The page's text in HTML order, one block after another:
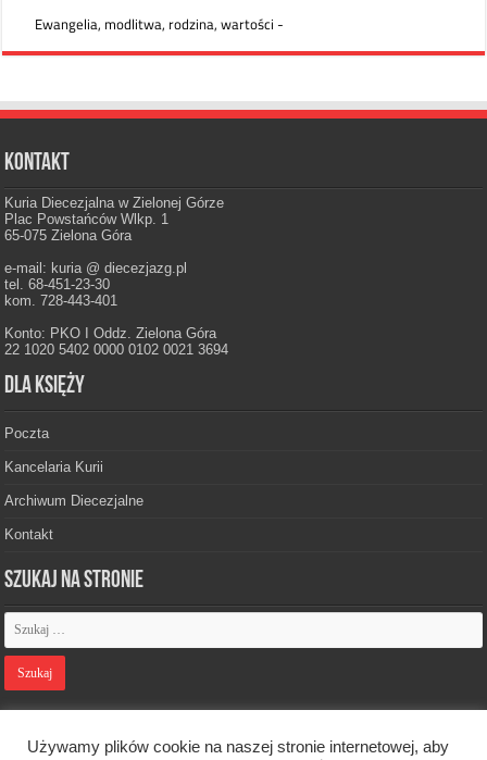
Kontakt
Kuria Diecezjalna w Zielonej Górze
Plac Powstańców Wlkp. 1
65-075 Zielona Góra
e-mail: kuria @ diecezjazg.pl
tel. 68-451-23-30
kom. 728-443-401
Konto: PKO I Oddz. Zielona Góra
22 1020 5402 0000 0102 0021 3694
Dla księży
Poczta
Kancelaria Kurii
Archiwum Diecezjalne
Kontakt
Szukaj na stronie
Używamy plików cookie na naszej stronie internetowej, aby